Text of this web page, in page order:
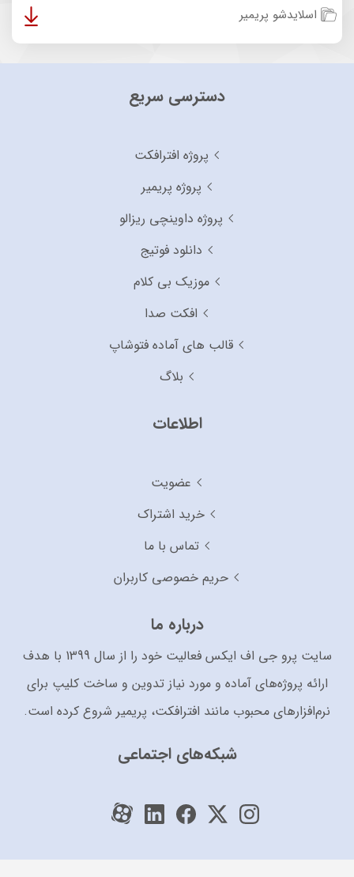
اسلایدشو پریمیر
دسترسی سریع
پروژه افترافکت
پروژه پریمیر
پروژه داوینچی ریزالو
دانلود فوتیج
موزیک بی کلام
افکت صدا
قالب های آماده فتوشاپ
بلاگ
اطلاعات
عضویت
خرید اشتراک
تماس با ما
حریم خصوصی کاربران
درباره ما
سایت پرو جی اف ایکس فعالیت خود را از سال 1399 با هدف
ارائه پروژه‌های آماده و مورد نیاز تدوین و ساخت کلیپ برای
نرم‌افزارهای محبوب مانند افترافکت، پریمیر شروع کرده است.
شبکه‌های اجتماعی